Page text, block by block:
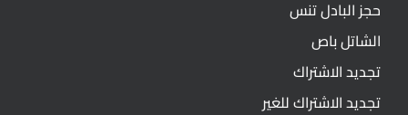
حجز البادل تنس
الشاتل باص
تجديد الاشتراك
تجديد الاشتراك للغير